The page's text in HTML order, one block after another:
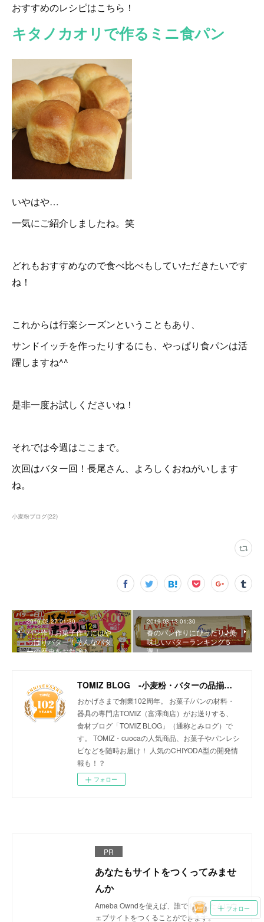
おすすめのレシピはこちら！
キタノカオリで作るミニ食パン
いやはや…
一気にご紹介しましたね。笑
どれもおすすめなので食べ比べもしていただきたいです
ね！
これからは行楽シーズンということもあり、
サンドイッチを作ったりするにも、やっぱり食パンは活
躍しますね^^
是非一度お試しくださいね！
それでは今週はここまで。
次回はバター回！長尾さん、よろしくおねがいします
ね。
小麦粉ブログ(22)
2019.03.27 01:30
パン作りお菓子作りにはや
っぱりバター！そんなバタ
ーの歴史をお勉強♪
2019.03.13 01:30
春のパン作りにぴったり♪美
味しいバターランキング５
選！
TOMIZ BLOG -小麦粉・バターの品揃え日本一！-
おかげさまで創業102周年。 お菓子/パンの材料・
器具の専門店TOMIZ（富澤商店）がお送りする、
食材ブログ「TOMIZ BLOG」（通称とみログ）で
す。 TOMIZ・cuocaの人気商品、お菓子やパンレシ
ピなどを随時お届け！ 人気のCHIYODA型の開発情
報も！？
フォロー
PR
あなたもサイトをつくってみませ
んか
Ameba Owndを使えば、誰でもかんたんにウ
ェブサイトをつくることができます。
フォロー